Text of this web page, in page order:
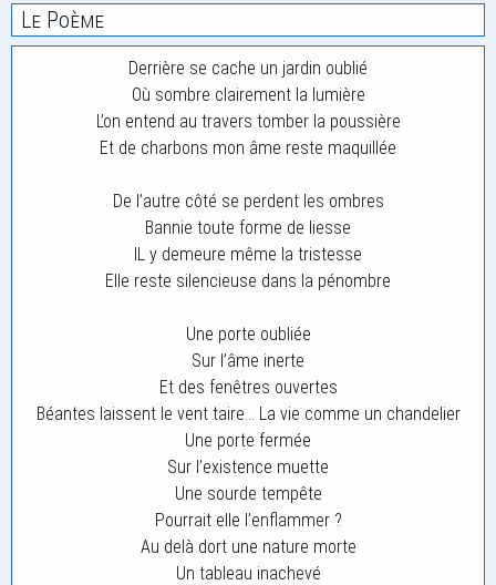
Le Poème
Derrière se cache un jardin oublié
Où sombre clairement la lumière
L’on entend au travers tomber la poussière
Et de charbons mon âme reste maquillée
De l’autre côté se perdent les ombres
Bannie toute forme de liesse
IL y demeure même la tristesse
Elle reste silencieuse dans la pénombre
Une porte oubliée
Sur l’âme inerte
Et des fenêtres ouvertes
Béantes laissent le vent taire… La vie comme un chandelier
Une porte fermée
Sur l’existence muette
Une sourde tempête
Pourrait elle l’enflammer ?
Au delà dort une nature morte
Un tableau inachevé